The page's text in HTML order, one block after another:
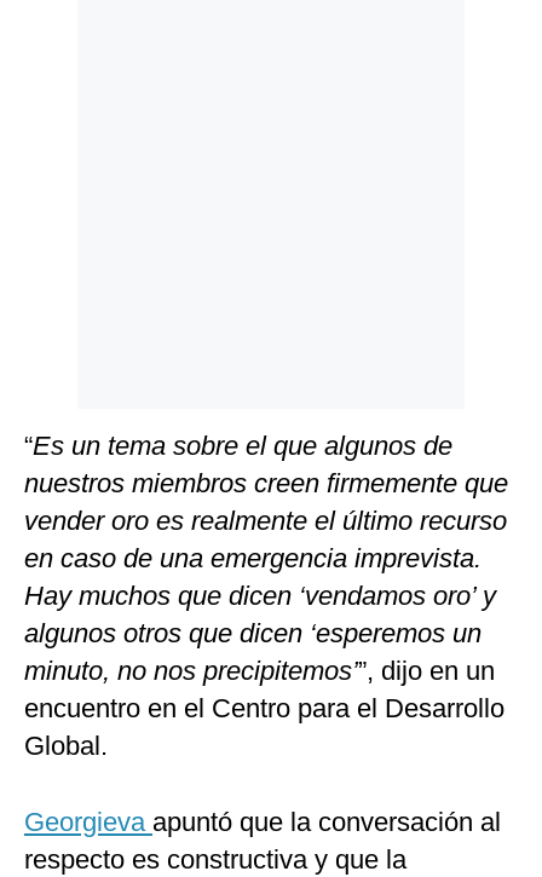
“Es un tema sobre el que algunos de
nuestros miembros creen firmemente que
vender oro es realmente el último recurso
en caso de una emergencia imprevista.
Hay muchos que dicen ‘vendamos oro’ y
algunos otros que dicen ‘esperemos un
minuto, no nos precipitemos’”, dijo en un
encuentro en el Centro para el Desarrollo
Global.
Georgieva apuntó que la conversación al
respecto es constructiva y que la